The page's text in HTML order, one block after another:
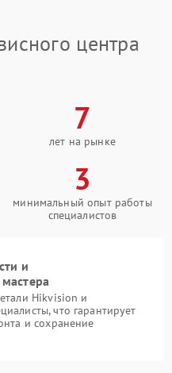
центра
7
лет на рынке
3
минимальный опыт работы
специалистов
и
Hikvision и
что гарантирует
и сохранение